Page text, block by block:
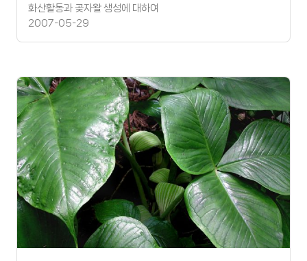
화산활동과 곶자왈 생성에 대하여
2007-05-29